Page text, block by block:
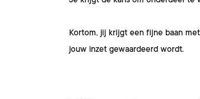
Kortom, jij krijgt een fijne baan
jouw inzet gewaardeerd wordt.